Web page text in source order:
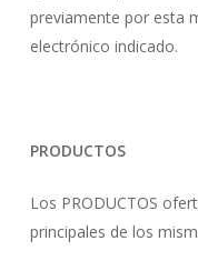
previamente por esta
electrónico indicado.
PRODUCTOS
Los PRODUCTOS
principales de los